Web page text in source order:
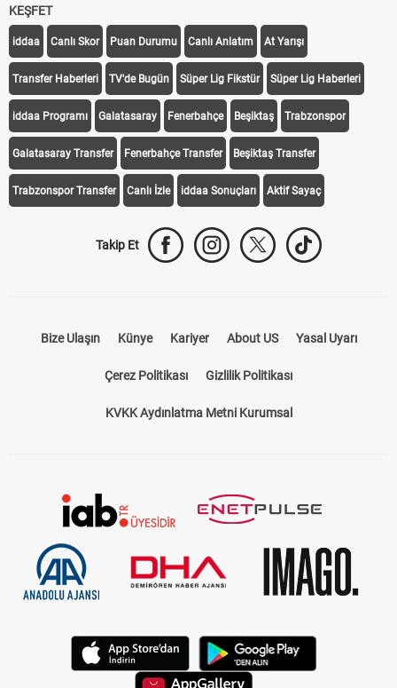
KEŞFET
iddaa Canlı Skor Puan Durumu Canlı Anlatım At Yarışı
Transfer Haberleri TV'de Bugün Süper Lig Fikstür Süper Lig Haberleri
iddaa Programı Galatasaray Fenerbahçe Beşiktaş Trabzonspor
Galatasaray Transfer Fenerbahçe Transfer Beşiktaş Transfer
Trabzonspor Transfer Canlı İzle iddaa Sonuçları Aktif Sayaç
Takip Et
Bize Ulaşın Künye Kariyer About US Yasal Uyarı
Çerez Politikası Gizlilik Politikası
KVKK Aydınlatma Metni Kurumsal